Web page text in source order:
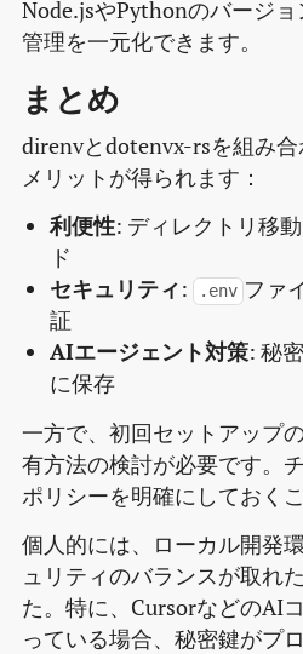
Node.jsやPythonのバージ
管理を一元化できます。
まとめ
direnvとdotenvx-rsを組み
メリットが得られます：
利便性: ディレクトリ移
ド
セキュリティ: .env ファ
証
AIエージェント対策: 秘
に保存
一方で、初回セットアップ
有方法の検討が必要です。
ポリシーを明確にしておく
個人的には、ローカル開発
ュリティのバランスが取れ
た。特に、CursorなどのAI
っている場合、秘密鍵がプ